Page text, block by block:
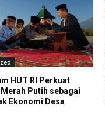
HUT RI Perkuat
Putih sebagai
Ekonomi Desa